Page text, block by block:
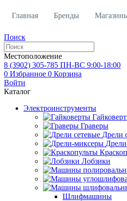
Главная Бренды
Поиск
Местоположение
8 (3902) 305-785 ПН-ВС 9:00-18:00
0 Избранное 0 Корзина
Войти
Каталог
Электроинструменты
Граверы
Дрели
Лобзики
Шлифмашины